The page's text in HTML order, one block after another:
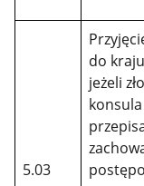
5.03
do
jeżeli